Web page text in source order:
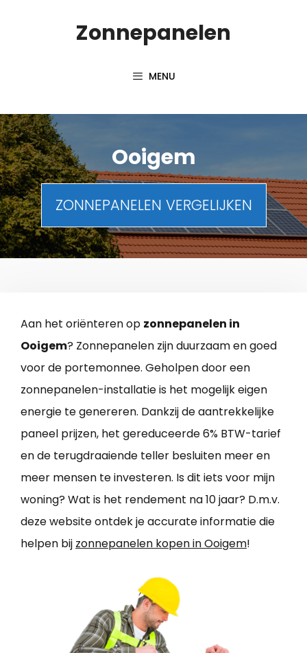
Zonnepanelen
MENU
Ooigem
ZONNEPANELEN VERGELIJKEN
Aan het oriënteren op zonnepanelen in
Ooigem? Zonnepanelen zijn duurzaam en goed
voor de portemonnee. Geholpen door een
zonnepanelen-installatie is het mogelijk eigen
energie te genereren. Dankzij de aantrekkelijke
paneel prijzen, het gereduceerde 6% BTW-tarief
en de terugdraaiende teller besluiten meer en
meer mensen te investeren. Is dit iets voor mijn
woning? Wat is het rendement na 10 jaar? D.m.v.
deze website ontdek je accurate informatie die
helpen bij zonnepanelen kopen in Ooigem!